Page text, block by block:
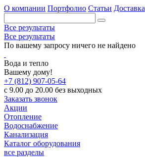
О компании Портфолио Статьи Доставка
Все результаты
Все результаты
По вашему запросу ничего не найдено
Вода и тепло
Вашему дому!
+7 (812) 907-05-64
с 9.00 до 20.00 без выходных
Заказать звонок
Акции
Отопление
Водоснабжение
Канализация
Каталог оборудования
все разделы